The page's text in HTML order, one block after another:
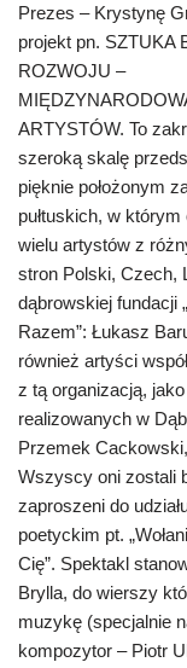
Prezes – Krystynę
projekt pn. SZTUKA
ROZWOJU –
ARTYSTÓW. To
szeroką skalę
pięknie położonym
pułtuskich, w
wielu artystów z
stron Polski, Czech,
dąbrowskiej fundacji
Razem”: Łukasz
również artyści
z tą organizacją,
realizowanych w
Przemek
Wszyscy oni zostali
zaproszeni do
poetyckim pt.
Cię”. Spektakl
Brylla, do wierszy
muzykę (specjalnie
kompozytor – Piotr